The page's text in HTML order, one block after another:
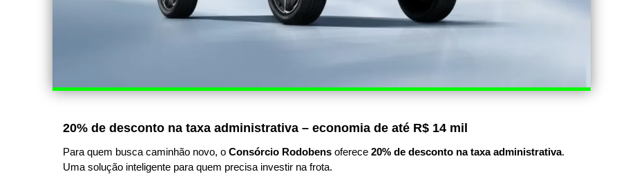
20% de desconto na taxa administrativa – economia de até R$ 14 mil
Para quem busca caminhão novo, o Consórcio Rodobens oferece 20% de desconto na taxa administrativa.
Uma solução inteligente para quem precisa investir na frota.